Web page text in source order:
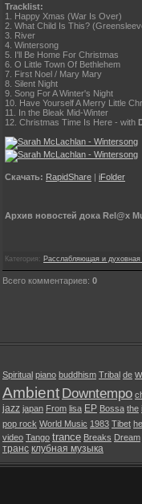
Tracklist:
1. Happy Xmas (War Is Over)
2. What Child Is This?
3. River
4. Wintersong
5. I'll Be Home For Christmas
6. O Little Town Of Bethlehem
7. First Noel / Mary Mary
8. Silent Night
9. Song For A Winter's Night
10. Have Yourself A Merry Little
11. In the Bleak Mid-Winter
12. Christmas Time Is Here - with
Скачать: RapidShare | iFolder
Архив новостей дока Rel@x
Категория: Расслабляющая и духовная
Всего комментариев: 0
Spiritual piano buddhism Tribal de
Ambient Downtempo
jazz japan From lisa EP Bossa the
pop rock World Music 1983 Tibet
video Tango trance Breaks Dream
транс клубная музыка